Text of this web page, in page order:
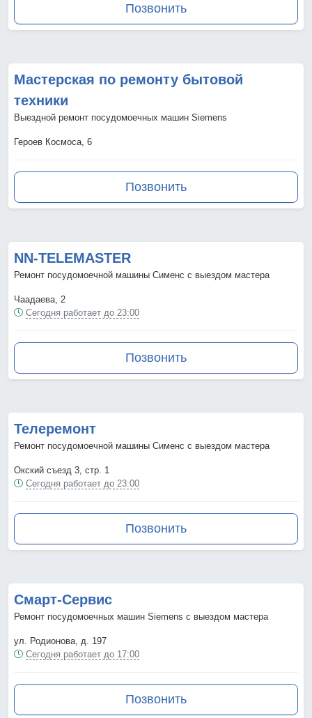
Позвонить
Мастерская по ремонту бытовой
техники
Выездной ремонт посудомоечных машин Siemens
Героев Космоса, 6
Позвонить
NN-TELEMASTER
Ремонт посудомоечной машины Сименс с выездом мастера
Чаадаева, 2
Сегодня работает до 23:00
Позвонить
Телеремонт
Ремонт посудомоечной машины Сименс с выездом мастера
Окский съезд 3, стр. 1
Сегодня работает до 23:00
Позвонить
Смарт-Сервис
Ремонт посудомоечных машин Siemens с выездом мастера
ул. Родионова, д. 197
Сегодня работает до 17:00
Позвонить